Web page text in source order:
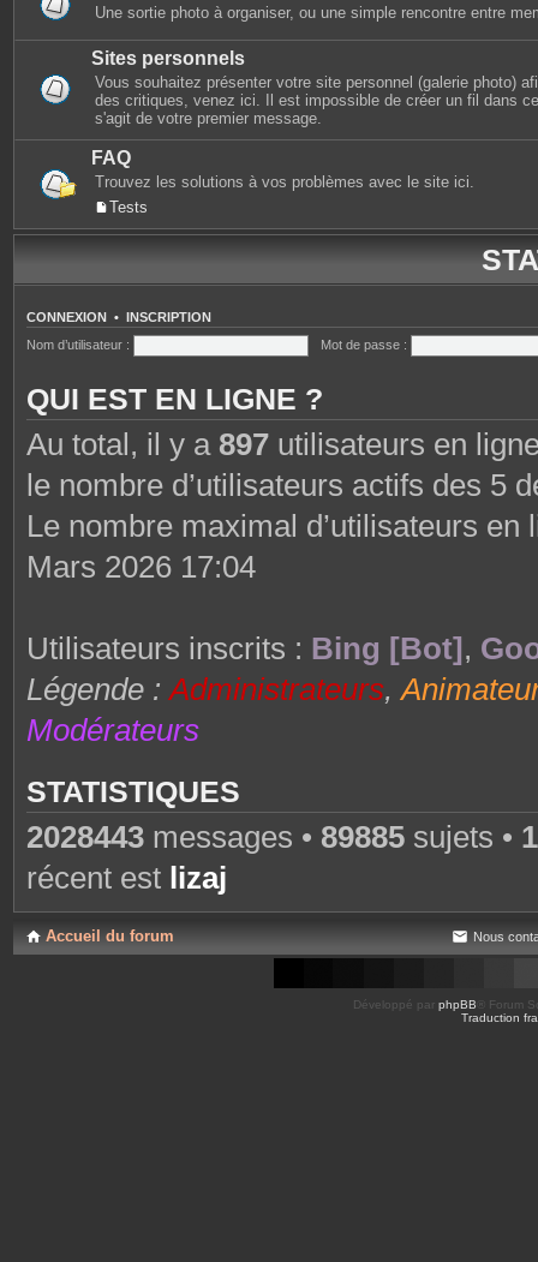
Une sortie photo à organiser, ou une simple rencontre entre
Sites personnels
Vous souhaitez présenter votre site personnel (galerie photo)
des critiques, venez ici. Il est impossible de créer un fil dans
s'agit de votre premier message.
FAQ
Trouvez les solutions à vos problèmes avec le site ici.
Tests
CONNEXION • INSCRIPTION
Nom d’utilisateur :
Mot de passe :
QUI EST EN LIGNE ?
Au total, il y a 897 utilisateurs en
le nombre d’utilisateurs actifs des 5
Le nombre maximal d’utilisateurs
Mars 2026 17:04
Utilisateurs inscrits : Bing [Bot],
Légende :Administrateurs,
Modérateurs
STATISTIQUES
2028443 messages • 89885 sujets •
récent est lizaj
Accueil du forum Nous
Développé par phpBB ® Forum
Traduction